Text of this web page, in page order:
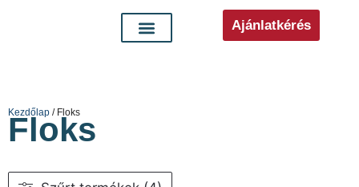
Ajánlatkérés
Kezdőlap / Floks
Floks